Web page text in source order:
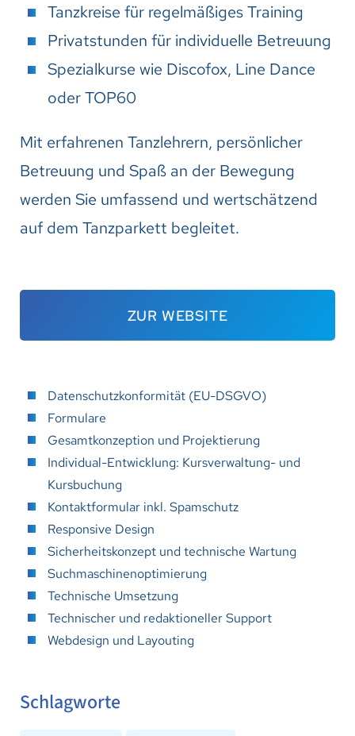
Tanzkreise für regelmäßiges Training
Privatstunden für individuelle Betreuung
Spezialkurse wie Discofox, Line Dance
oder TOP60
Mit erfahrenen Tanzlehrern, persönlicher
Betreuung und Spaß an der Bewegung
werden Sie umfassend und wertschätzend
auf dem Tanzparkett begleitet.
ZUR WEBSITE
Datenschutzkonformität (EU-DSGVO)
Formulare
Gesamtkonzeption und Projektierung
Individual-Entwicklung: Kursverwaltung- und
Kursbuchung
Kontaktformular inkl. Spamschutz
Responsive Design
Sicherheitskonzept und technische Wartung
Suchmaschinenoptimierung
Technische Umsetzung
Technischer und redaktioneller Support
Webdesign und Layouting
Schlagworte